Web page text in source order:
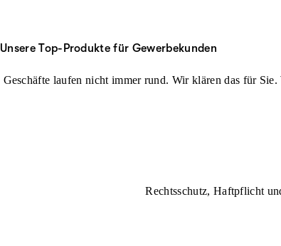
Unsere Top-Produkte für Gewerbekunden
Geschäfte laufen nicht immer rund. Wir klären das für
Rechtsschutz, Haftpflicht